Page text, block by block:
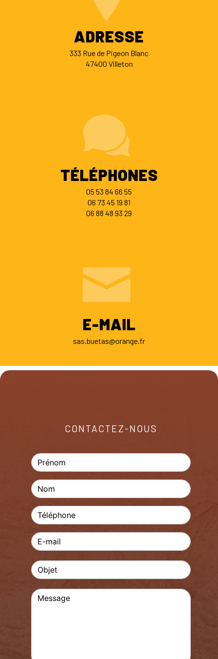
ADRESSE
333 Rue de Pigeon Blanc
47400 Villeton
TÉLÉPHONES
05 53 84 66 55
06 73 45 19 81
06 88 48 93 29
E-MAIL
sas.buetas@orange.fr
CONTACTEZ-NOUS